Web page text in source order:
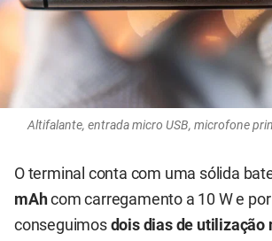
Altifalante, entrada micro USB, microfone
O terminal conta com uma sólida
mAhcom carregamento a 10 W e
conseguimos dois dias de utilização